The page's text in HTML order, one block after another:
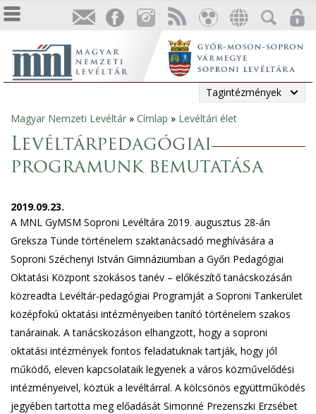
Tagintézmények
Jelenlegi
hely
Magyar Nemzeti Levéltár » Címlap » Levéltári élet
Levéltárpedagógiai
programunk bemutatása
2019.09.23.
A MNL GyMSM Soproni Levéltára 2019. augusztus 28-án
Greksza Tünde történelem szaktanácsadó meghívására a
Soproni Széchenyi István Gimnáziumban a Győri Pedagógiai
Oktatási Központ szokásos tanév – előkészítő tanácskozásán
közreadta Levéltár-pedagógiai Programját a Soproni Tankerület
középfokú oktatási intézményeiben tanító történelem szakos
tanárainak. A tanácskozáson elhangzott, hogy a soproni
oktatási intézmények fontos feladatuknak tartják, hogy jól
működő, eleven kapcsolataik legyenek a város közművelődési
intézményeivel, köztük a levéltárral. A kölcsönös együttműködés
jegyében tartotta meg előadását Simonné Prezenszki Erzsébet